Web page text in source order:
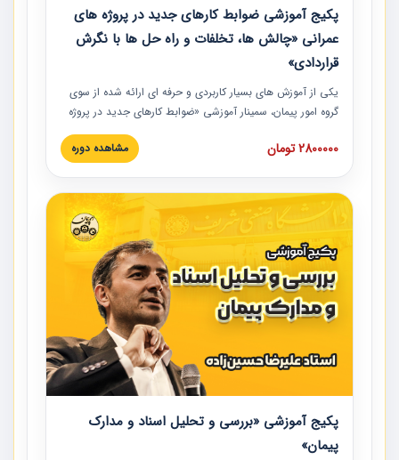
پکیج آموزشی ضوابط کارهای جدید در پروژه های
عمرانی «چالش ها، تخلفات و راه حل ها با نگرش
قراردادی»
یکی از آموزش‏‏‏‏‏‏ های بسیار کاربردی و حرفه‏ ای ارائه شده از سوی
گروه امور پیمان، سمینار آموزشی «ضوابط کارهای جدید در پروژه
های عمرانی» چالش ها، تخلفات و راه حل ها با نگرش قراردادی
است که در محل سندیکای شرکت های ساختمانی کشور ارائه شد.
مدارک پیمان به همراه تجربیات عملی ارائه شده است.
2800000 تومان مشاهده دوره
پکیج آموزشی «بررسی و تحلیل اسناد و مدارک
پیمان»